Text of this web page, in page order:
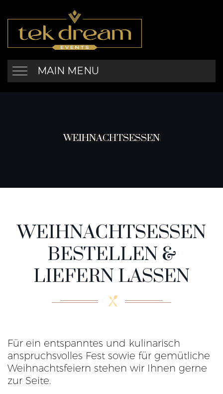
MAIN MENU
WEIHNACHTSESSEN
WEIHNACHTSESSEN
BESTELLEN &
LIEFERN LASSEN
Für ein entspanntes und kulinarisch
anspruchsvolles Fest sowie für gemütliche
Weihnachtsfeiern stehen wir Ihnen gerne
zur Seite.